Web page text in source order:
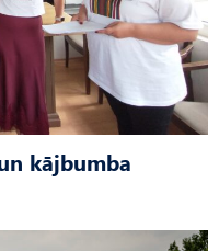
kājbumba